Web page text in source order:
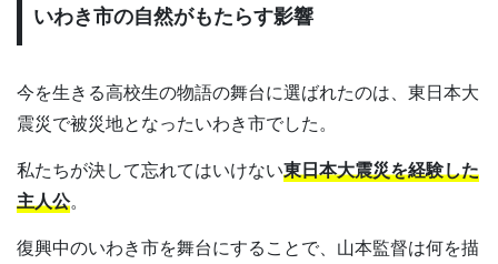
いわき市の自然がもたらす影響
今を生きる高校生の物語の舞台に選ばれたのは、東日本大
震災で被災地となったいわき市でした。
私たちが決して忘れてはいけない東日本大震災を経験した
主人公。
復興中のいわき市を舞台にすることで、山本監督は何を描